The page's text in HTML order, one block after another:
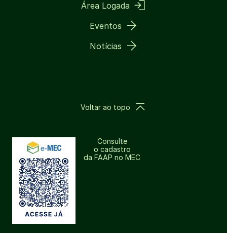
Área Logada
Eventos
Notícias
Consulte
o cadastro
da FAAP no MEC
Voltar ao topo